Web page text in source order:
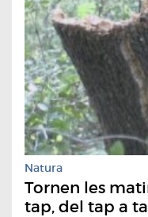
Natura
Tornen les
tap, del tap a